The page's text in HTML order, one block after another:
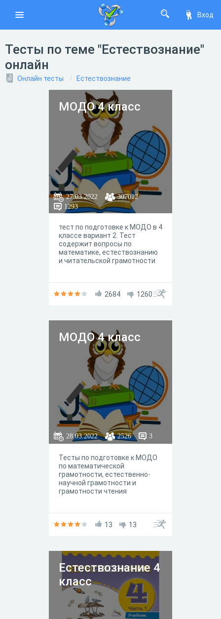
Вход
Тесты по теме "Естествознание"
онлайн
Онлайн тесты Естествознание
МОДО 4 класс
27.03.2022
307012
1293
тест по подготовке к МОДО в 4
классе вариант 2. Тест
содержит вопросы по
математике, естествознанию
и читательской грамотности
2684 1260
МОДО 4 класс
28.03.2022 2526 3
Тесты по подготовке к МОДО
по математической
грамотности, естественно-
научной грамотности и
грамотности чтения
13 13
Естествознание 4
класс